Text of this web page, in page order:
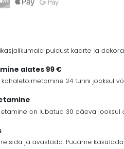
puidust kaarte ja
alates 99 €
kohaletoimetamine 24 tunni jooksul
on lubatud 30 päeva
ja avastada. Püüame